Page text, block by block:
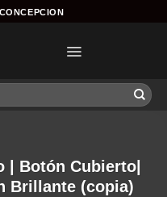
| Botón Cubierto|
Brillante (copia)